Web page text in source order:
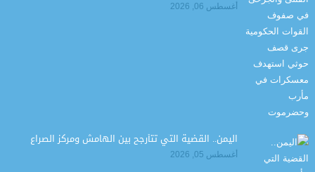
أغسطس 06, 2026
اليمن.. القضية التي تتأرجح بين الهامش ومركز الصراع
أغسطس 05, 2026